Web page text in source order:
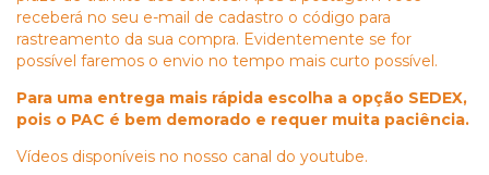
receberá no seu e-mail de cadastro o código para
rastreamento da sua compra. Evidentemente se for
possível faremos o envio no tempo mais curto possível.
Para uma entrega mais rápida escolha a opção SEDEX,
pois o PAC é bem demorado e requer muita paciência.
Vídeos disponíveis no nosso canal do youtube.